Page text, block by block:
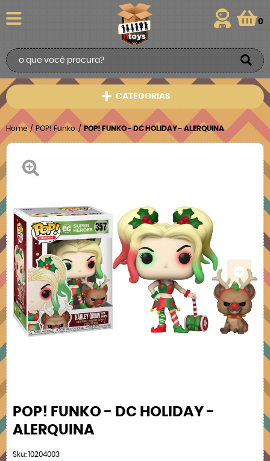
0
CATEGORIAS
Home POP! Funko POP! FUNKO - DC HOLIDAY - ALERQUINA
POP! FUNKO - DC HOLIDAY -
ALERQUINA
Sku: 10204003